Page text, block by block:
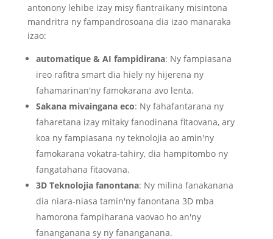
antonony lehibe izay misy fiantraikany misintona
mandritra ny fampandrosoana dia izao manaraka
izao:
automatique & AI fampidirana: Ny fampiasana
ireo rafitra smart dia hiely ny hijerena ny
fahamarinan'ny famokarana avo lenta.
Sakana mivaingana eco: Ny fahafantarana ny
faharetana izay mitaky fanodinana fitaovana, ary
koa ny fampiasana ny teknolojia ao amin'ny
famokarana vokatra-tahiry, dia hampitombo ny
fangatahana fitaovana.
3D Teknolojia fanontana: Ny milina fanakanana
dia niara-niasa tamin'ny fanontana 3D mba
hamorona fampiharana vaovao ho an'ny
fananganana sy ny fananganana.